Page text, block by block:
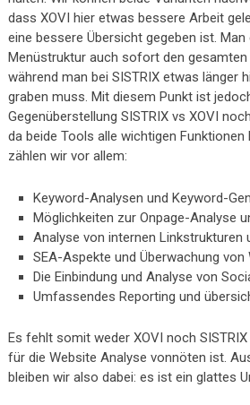
dass XOVI hier etwas bessere Arbeit
eine bessere Übersicht gegeben ist.
Menüstruktur auch sofort den
während man bei SISTRIX etwas länger
graben muss. Mit diesem Punkt ist
Gegenüberstellung SISTRIX vs XOVI
da beide Tools alle wichtigen Funktionen
zählen wir vor allem:
Keyword-Analysen und Keyword-
Möglichkeiten zur Onpage-Analyse
Analyse von internen Linkstrukturen
SEA-Aspekte und Überwachung von
Die Einbindung und Analyse von
Umfassendes Reporting und
Es fehlt somit weder XOVI noch
für die Website Analyse vonnöten ist.
bleiben wir also dabei: es ist ein glattes